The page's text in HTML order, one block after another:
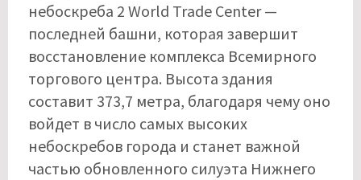
небоскреба 2 World Trade Center —
последней башни, которая завершит
восстановление комплекса Всемирного
торгового центра. Высота здания
составит 373,7 метра, благодаря чему оно
войдет в число самых высоких
небоскребов города и станет важной
частью обновленного силуэта Нижнего